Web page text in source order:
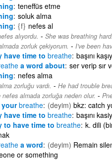
teneffüs etme
soluk alma
{f} nefes al
alıyordu. - She was breathing hard.
zorluk çekiyorum. - I've been
have time to breathe başını
a word about ser verip sır
nefes alma
zorluğu vardı. - He had trouble
almada zorluğa neden olur. -
yourbreathe (deyim) bkz: catch
have time to breathe başını
to have time to breathe k. dili
a word (deyim) Remain
or something